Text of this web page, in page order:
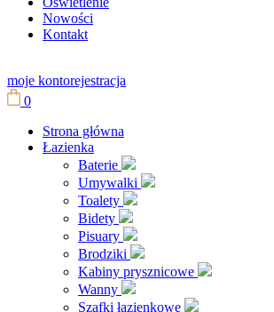
Nowości
Kontakt
moje kontorejestracja
0
Strona główna
Łazienka
Baterie
Umywalki
Toalety
Bidety
Pisuary
Brodziki
Kabiny prysznicowe
Wanny
Szafki łazienkowe